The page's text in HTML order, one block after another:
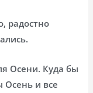
радостно
Осени. Куда бы
Осень и все